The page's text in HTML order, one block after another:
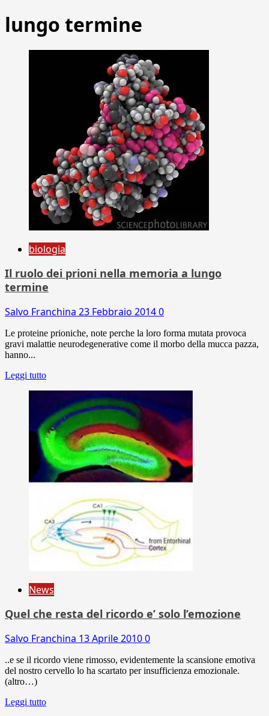
lungo termine
biologia
Il ruolo dei prioni nella memoria a lungo
termine
Salvo Franchina 23 Febbraio 20140
Le proteine prioniche, note perche la loro forma mutata provoca
gravi malattie neurodegenerative come il morbo della mucca pazza,
hanno...
Leggi tutto
News
Quel che resta del ricordo e’ solo l’emozione
Salvo Franchina 13 Aprile 20100
..e se il ricordo viene rimosso, evidentemente la scansione emotiva
del nostro cervello lo ha scartato per insufficienza emozionale.
(altro…)
Leggi tutto